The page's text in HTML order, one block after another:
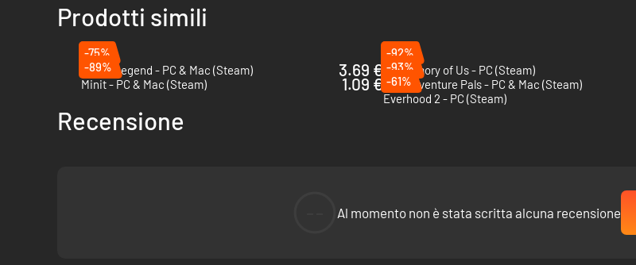
Prodotti simili
-75%
Brutal Legend - PC & Mac (Steam)
3.69 €
-92%
My Memory of Us - PC (Steam)
-89%
Minit - PC & Mac (Steam)
1.09 €
-93%
The Adventure Pals - PC & Mac (Steam)
-61%
Everhood 2 - PC (Steam)
Recensione
Al momento non è stata scritta alcuna recensione